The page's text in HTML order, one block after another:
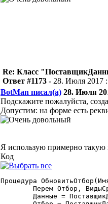
Re: Класс
Ответ #1173 - 28. Июля 2017
BotMan писал(а) 28. Июля
Подскажите пожалуйста,
Допустим: на форме есть
Я использую примерно такую
Код
Процедура